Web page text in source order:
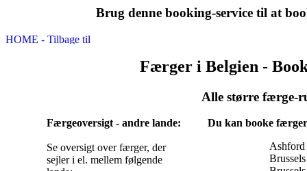
Brug denne booking-service til at
Færger i Belgien -
Alle større færge-
Færgeoversigt - andre lande:
Se oversigt over færger, der
sejler i el. mellem følgende
Du kan booke